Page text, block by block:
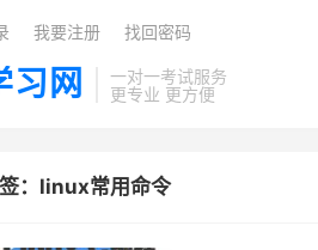
习网
一对一考试服务
更专业 更方便
我要注册 找回密码
：linux常用命令